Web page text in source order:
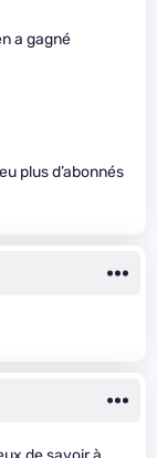
a gagné
plus d’abonnés